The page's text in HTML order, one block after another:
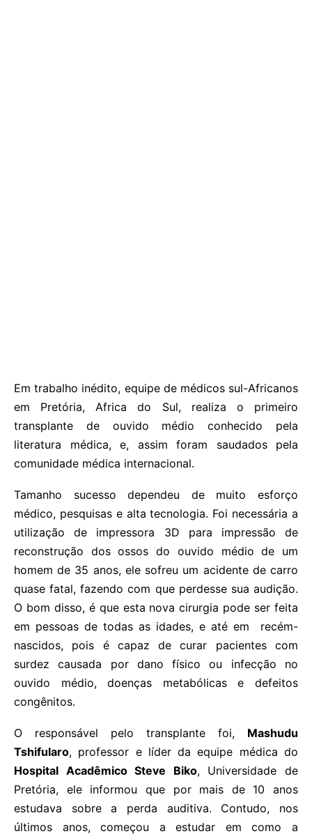
Em trabalho inédito, equipe de médicos sul-Africanos
em Pretória, Africa do Sul, realiza o primeiro
transplante de ouvido médio conhecido pela
literatura médica, e, assim foram saudados pela
comunidade médica internacional.
Tamanho sucesso dependeu de muito esforço
médico, pesquisas e alta tecnologia. Foi necessária a
utilização de impressora 3D para impressão de
reconstrução dos ossos do ouvido médio de um
homem de 35 anos, ele sofreu um acidente de carro
quase fatal, fazendo com que perdesse sua audição.
O bom disso, é que esta nova cirurgia pode ser feita
em pessoas de todas as idades, e até em recém-
nascidos, pois é capaz de curar pacientes com
surdez causada por dano físico ou infecção no
ouvido médio, doenças metabólicas e defeitos
congênitos.
O responsável pelo transplante foi, Mashudu
Tshifularo, professor e líder da equipe médica do
Hospital Acadêmico Steve Biko, Universidade de
Pretória, ele informou que por mais de 10 anos
estudava sobre a perda auditiva. Contudo, nos
últimos anos, começou a estudar em como a